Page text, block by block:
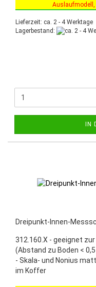
Auslaufmodell,
Lieferzeit: ca. 2 - 4 Werktage
Lagerbestand:
IN
Dreipunkt-Innen-
312.160.X - geeignet
(Abstand zu Boden <
- Skala- und Nonius
im Koffer